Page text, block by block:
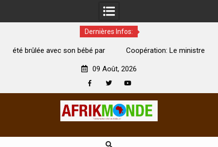
Dernières Infos:
Coopération: Le ministre Indien Kirti Vardhan Singh à
09 Août, 2026